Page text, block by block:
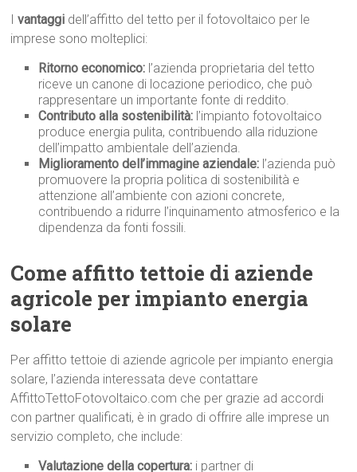
Ivantaggi dell’affitto del tetto per il fotovoltaico per le
imprese sono molteplici:
Ritorno economico: l’azienda proprietaria del tetto
riceve un canone di locazione periodico, che può
rappresentare un importante fonte di reddito.
Contributo alla sostenibilità: l’impianto fotovoltaico
produce energia pulita, contribuendo alla riduzione
dell’impatto ambientale dell’azienda.
Miglioramento dell’immagine aziendale: l’azienda può
promuovere la propria politica di sostenibilità e
attenzione all’ambiente con azioni concrete,
contribuendo a ridurre l’inquinamento atmosferico e la
dipendenza da fonti fossili.
Come affitto tettoie di aziende
agricole per impianto energia
solare
Per affitto tettoie di aziende agricole per impianto energia
solare, l’azienda interessata deve contattare
AffittoTettoFotovoltaico.com che per grazie ad accordi
con partner qualificati, è in grado di offrire alle imprese un
servizio completo, che include:
Valutazione della copertura: i partner di